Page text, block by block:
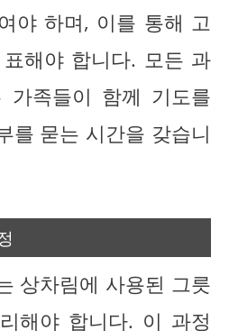
야 하며, 이를 통해 고
해야 합니다. 모든 과
가족들이 함께 기도를
를 묻는 시간을 갖습니
상차림에 사용된 그릇
해야 합니다. 이 과정